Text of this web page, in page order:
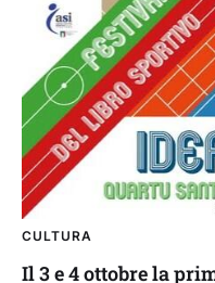
CULTURA
Il 3 e 4 ottobre la